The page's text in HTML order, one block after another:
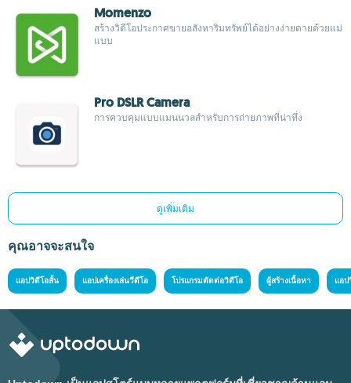
Momenzo
สร้างวิดีโอประกาศขายอสังหาริมทรัพย์ได้อย่างง่ายดายด้วยแม่
แบบ
Pro DSLR Camera
การควบคุมแบบแมนนวลสำหรับการถ่ายภาพที่น่าทึ่ง
ดูเพิ่มเติม
คุณอาจจะสนใจ
แอปวิดีโอสั้น แอปเครื่องเล่นวีดีโอ โปรแกรมตัดต่อวิดีโอ ผู้สร้างเนื้อหา แอ